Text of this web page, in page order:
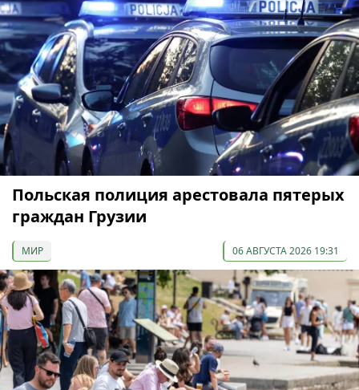
Польская полиция арестовала пятерых
граждан Грузии
МИР 06 АВГУСТА 2026 19:31